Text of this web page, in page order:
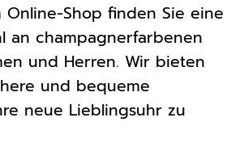
Online-Shop finden Sie eine
an champagnerfarbenen
und Herren. Wir bieten
und bequeme
neue Lieblingsuhr zu